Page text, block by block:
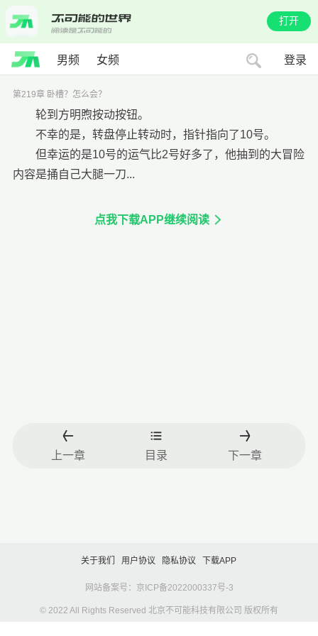
打开
男频 女频 登录
第219章 卧槽？怎么会？
轮到方明煦按动按钮。
不幸的是，转盘停止转动时，指针指向了10号。
但幸运的是10号的运气比2号好多了，他抽到的大冒险
内容是捅自己大腿一刀...
点我下载APP继续阅读
上一章 目录 下一章
关于我们 用户协议 隐私协议 下载APP
网站备案号：京ICP备2022000337号-3
© 2022 All Rights Reserved 北京不可能科技有限公司 版权所有